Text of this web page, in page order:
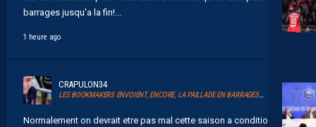
barrages jusqu'a la fin!...
1 heure ago
CRAPULON34
LES BOOKMAKERS ENVOIENT, ENCORE, LA PAILLADE EN BARRAGES D’ACCESSION À LA LIGUE 1
Normalement on devrait etre pas mal cette saison a condition de